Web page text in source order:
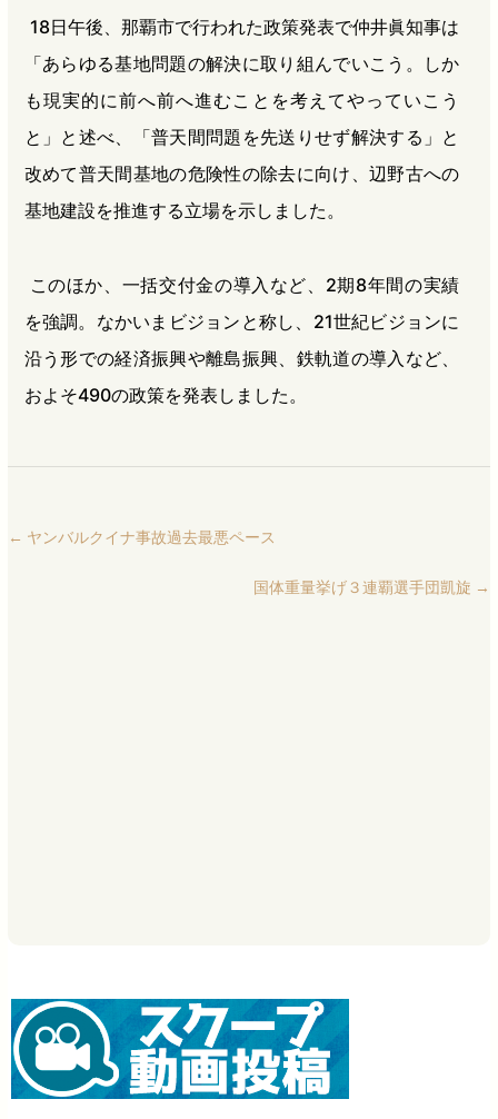
18日午後、那覇市で行われた政策発表で仲井眞知事は
「あらゆる基地問題の解決に取り組んでいこう。しか
も現実的に前へ前へ進むことを考えてやっていこう
と」と述べ、「普天間問題を先送りせず解決する」と
改めて普天間基地の危険性の除去に向け、辺野古への
基地建設を推進する立場を示しました。
このほか、一括交付金の導入など、2期8年間の実績
を強調。なかいまビジョンと称し、21世紀ビジョンに
沿う形での経済振興や離島振興、鉄軌道の導入など、
およそ490の政策を発表しました。
← ヤンバルクイナ事故過去最悪ペース
国体重量挙げ３連覇選手団凱旋 →